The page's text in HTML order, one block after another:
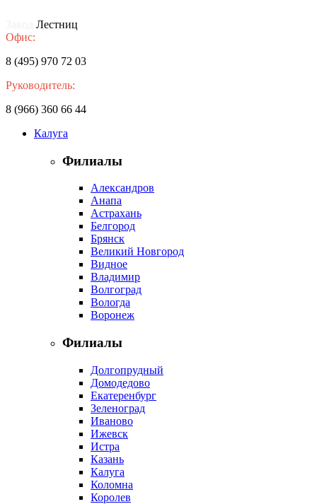
Лестниц
Офис:
8 (495) 970 72 03
Руководитель:
8 (966) 360 66 44
Калуга
Филиалы
Александров
Анапа
Астрахань
Белгород
Брянск
Великий Новгород
Видное
Владимир
Волгоград
Вологда
Воронеж
Филиалы
Долгопрудный
Домодедово
Екатеренбург
Зеленоград
Иваново
Ижевск
Истра
Казань
Калуга
Коломна
Королев